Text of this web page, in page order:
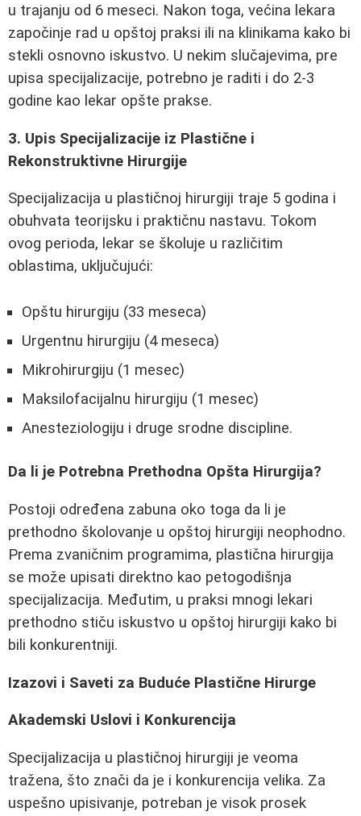
u trajanju od 6 meseci. Nakon toga, većina lekara
započinje rad u opštoj praksi ili na klinikama kako bi
stekli osnovno iskustvo. U nekim slučajevima, pre
upisa specijalizacije, potrebno je raditi i do 2-3
godine kao lekar opšte prakse.
3. Upis Specijalizacije iz Plastične i
Rekonstruktivne Hirurgije
Specijalizacija u plastičnoj hirurgiji traje 5 godina i
obuhvata teorijsku i praktičnu nastavu. Tokom
ovog perioda, lekar se školuje u različitim
oblastima, uključujući:
Opštu hirurgiju (33 meseca)
Urgentnu hirurgiju (4 meseca)
Mikrohirurgiju (1 mesec)
Maksilofacijalnu hirurgiju (1 mesec)
Anesteziologiju i druge srodne discipline.
Da li je Potrebna Prethodna Opšta Hirurgija?
Postoji određena zabuna oko toga da li je
prethodno školovanje u opštoj hirurgiji neophodno.
Prema zvaničnim programima, plastična hirurgija
se može upisati direktno kao petogodišnja
specijalizacija. Međutim, u praksi mnogi lekari
prethodno stiču iskustvo u opštoj hirurgiji kako bi
bili konkurentniji.
Izazovi i Saveti za Buduće Plastične Hirurge
Akademski Uslovi i Konkurencija
Specijalizacija u plastičnoj hirurgiji je veoma
tražena, što znači da je i konkurencija velika. Za
uspešno upisivanje, potreban je visok prosek